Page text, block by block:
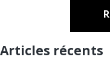
Articles récents